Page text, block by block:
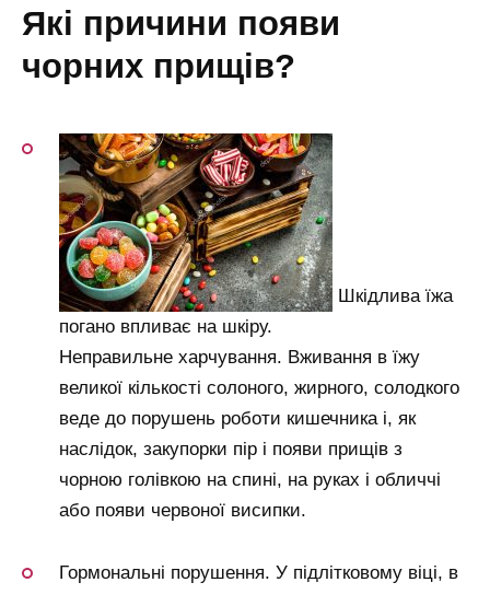
які причини появи
чорних прищів?
Шкідлива їжа
погано впливає на шкіру.
Неправильне харчування. Вживання в їжу
великої кількості солоного, жирного, солодкого
веде до порушень роботи кишечника і, як
наслідок, закупорки пір і появи прищів з
чорною голівкою на спині, на руках і обличчі
або появи червоної висипки.
Гормональні порушення. У підлітковому віці, в